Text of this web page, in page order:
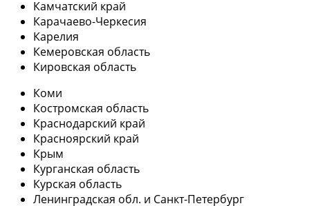
Камчатский край
Карачаево-Черкесия
Карелия
Кемеровская область
Кировская область
Коми
Костромская область
Краснодарский край
Красноярский край
Крым
Курганская область
Курская область
Ленинградская обл. и Санкт-Петербург